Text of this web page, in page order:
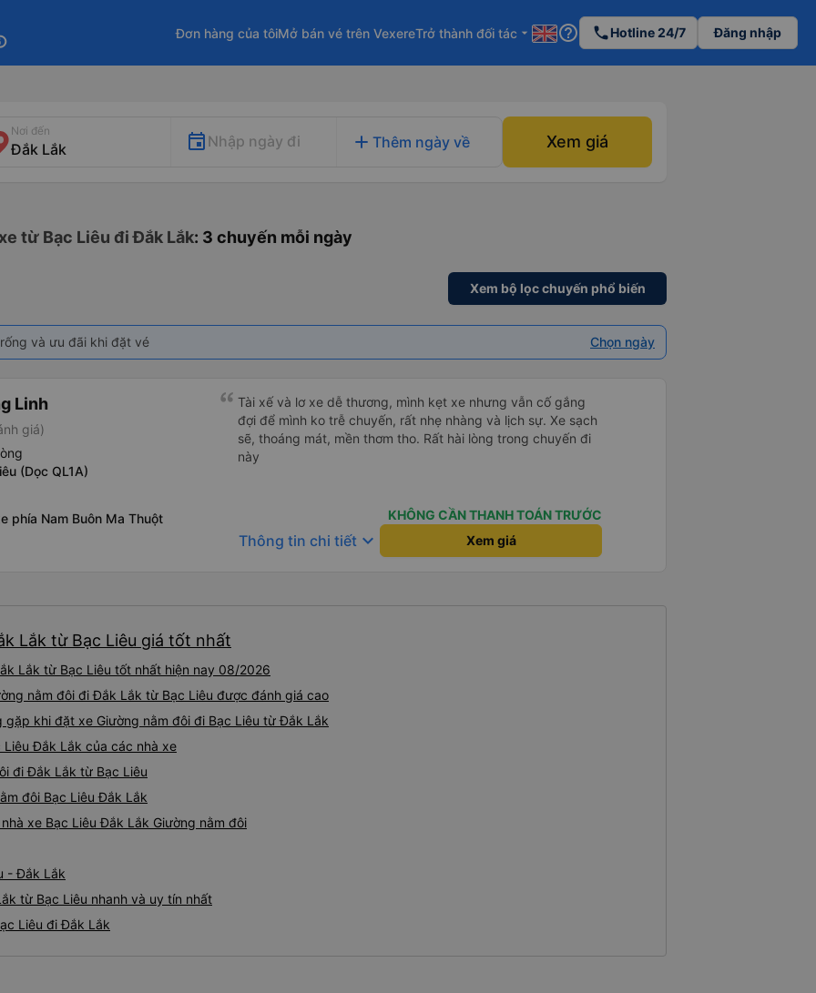
Đơn hàng của tôiMở bán vé trên VexereTrở thành đối tác arrow_drop_down help_outline phoneHotline 24/7 Đăng nhập
Nơi đến
Nhập ngày đi add Thêm ngày về Xem giá
từ Bạc Liêu đi Đắk Lắk: 3 chuyến mỗi ngày
Xem bộ lọc chuyến phổ biến
và ưu đãi khi đặt vé Chọn ngày
Linh
giá)
(Dọc QL1A)
phía Nam Buôn Ma Thuột
Tài xế và lơ xe dễ thương, mình kẹt xe nhưng vẫn cố gắng
đợi để mình ko trễ chuyến, rất nhẹ nhàng và lịch sự. Xe sạch
sẽ, thoáng mát, mền thơm tho. Rất hài lòng trong chuyến đi
này
KHÔNG CẦN THANH TOÁN TRƯỚC
Thông tin chi tiết keyboard_arrow_down Xem giá
Lắk từ Bạc Liêu giá tốt nhất
Lắk từ Bạc Liêu tốt nhất hiện nay 08/2026
nằm đôi đi Đắk Lắk từ Bạc Liêu được đánh giá cao
khi đặt xe Giường nằm đôi đi Bạc Liêu từ Đắk Lắk
Đắk Lắk của các nhà xe
đi Đắk Lắk từ Bạc Liêu
đôi Bạc Liêu Đắk Lắk
xe Bạc Liêu Đắk Lắk Giường nằm đôi
- Đắk Lắk
từ Bạc Liêu nhanh và uy tín nhất
Liêu đi Đắk Lắk